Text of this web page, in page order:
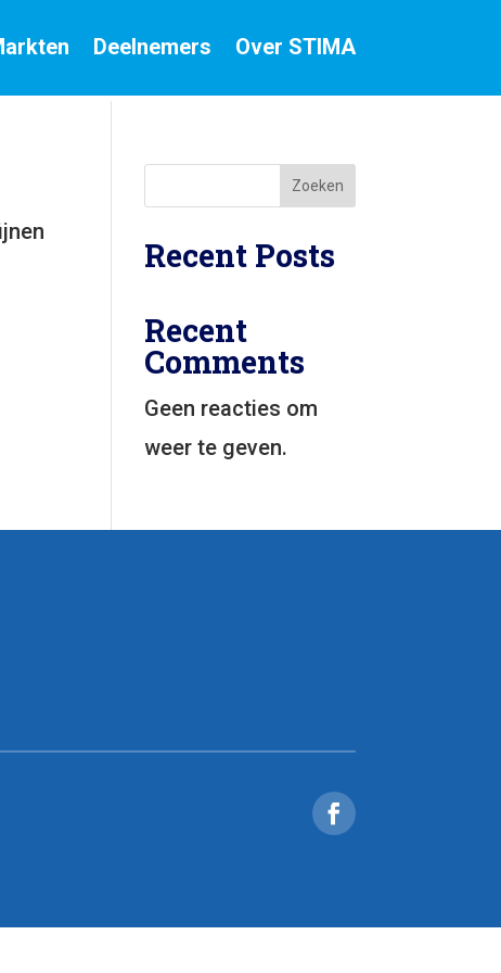
Deelnemers Over STIMA
Zoeken
Recent Posts
Recent
Comments
Geen reacties om
weer te geven.